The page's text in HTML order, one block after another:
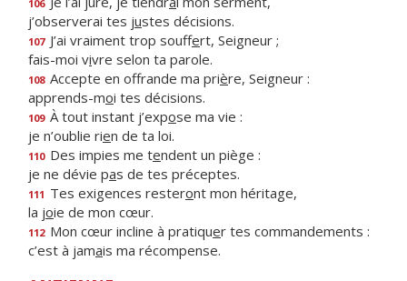
106
j’observerai tes justes décisions.
107 J’ai vraiment trop souffert, Seigneur ;
fais-moi vivre selon ta parole.
108 Accepte en offrande ma prière, Seigneur :
apprends-moi tes décisions.
109 À tout instant j’expose ma vie :
je n’oublie rien de ta loi.
110 Des impies me tendent un piège :
je ne dévie pas de tes préceptes.
111 Tes exigences resteront mon héritage,
la joie de mon cœur.
112 Mon cœur incline à pratiquer tes commandements :
c’est à jamais ma récompense.